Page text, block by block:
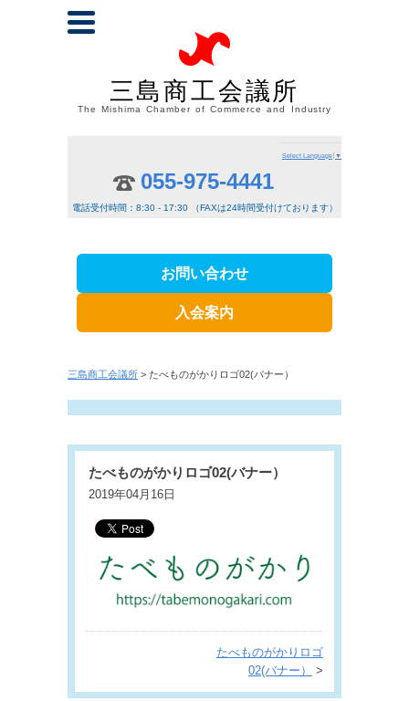
三島商工会議所
The Mishima Chamber of Commerce and Industry
Select Language ▼
055-975-4441
電話受付時間：8:30 - 17:30 （FAXは24時間受付けております）
お問い合わせ
入会案内
三島商工会議所 > たべものがかりロゴ02(バナー）
たべものがかりロゴ02(バナー）
2019年04月16日
たべものがかりロゴ
02(バナー）
>